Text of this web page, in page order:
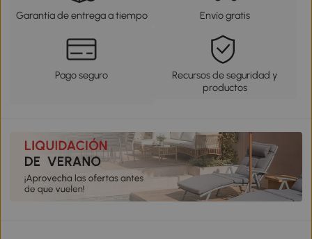
Garantía de entrega a tiempo Envío gratis
Pago seguro
Recursos de seguridad y
productos